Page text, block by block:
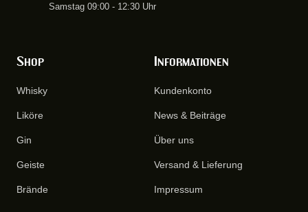
Samstag 09:00 - 12:30 Uhr
Shop
Whisky
Liköre
Gin
Geiste
Brände
Informationen
Kundenkonto
News & Beiträge
Über uns
Versand & Lieferung
Impressum